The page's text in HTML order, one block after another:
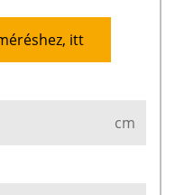
itt
cm